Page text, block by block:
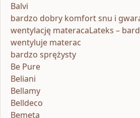
Balvi
bardzo dobry komfort snu i
wentylację materacaLateks –
wentyluje materac
bardzo sprężysty
Be Pure
Beliani
Bellamy
Belldeco
Bemeta